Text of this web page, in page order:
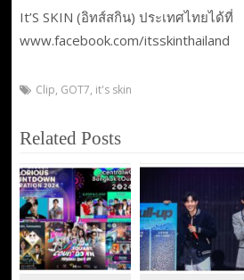
It’S SKIN (อิทส์สกิน) ประเทศไทยได้ที่
www.facebook.com/itsskinthailand
Clip, GOT7, it's skin
Related Posts